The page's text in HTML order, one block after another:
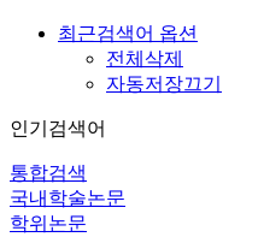
최근검색어 옵션
전체삭제
자동저장끄기
인기검색어
통합검색
국내학술논문
학위논문